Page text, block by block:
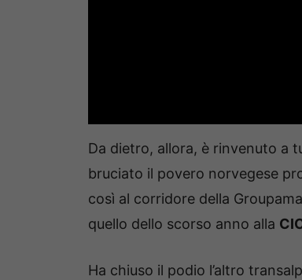
Da dietro, allora, è rinvenuto a
bruciato il povero norvegese
così al corridore della
quello dello scorso anno alla
Ha chiuso il podio l’altro